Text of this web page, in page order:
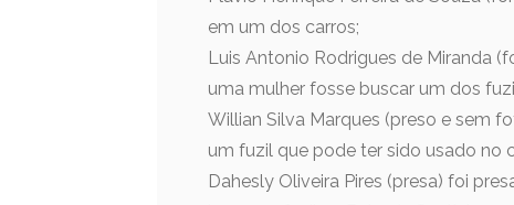
em um dos carros;
Luis Antonio Rodrigues de Miranda
uma mulher fosse buscar um dos
Willian Silva Marques (preso e sem
um fuzil que pode ter sido usado no
Dahesly Oliveira Pires (presa) foi